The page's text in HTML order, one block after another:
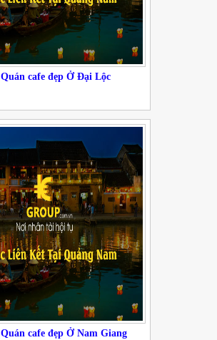
Quán cafe đẹp Ở Đại Lộc
Quán cafe đẹp Ở Nam Giang